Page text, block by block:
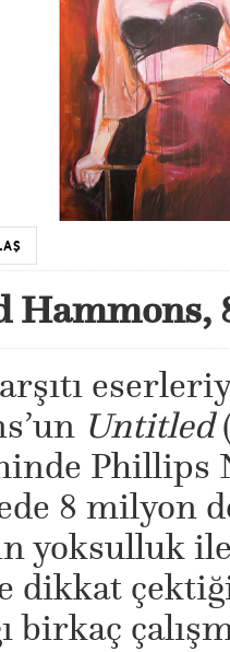
Untitled
Phillips
8 milyon
yoksulluk
çektiği
birkaç